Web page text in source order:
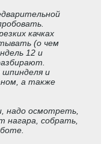
качках
(о чем
12 и
шпинделя и
а также
надо осмотреть,
нагара, собрать,